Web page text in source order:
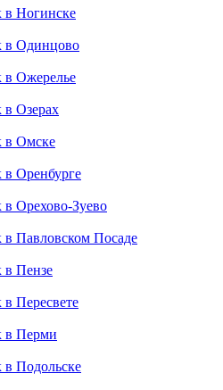
в Ногинске
в Одинцово
в Ожерелье
в Озерах
в Омске
в Оренбурге
в Орехово-Зуево
в Павловском Посаде
в Пензе
в Пересвете
в Перми
в Подольске